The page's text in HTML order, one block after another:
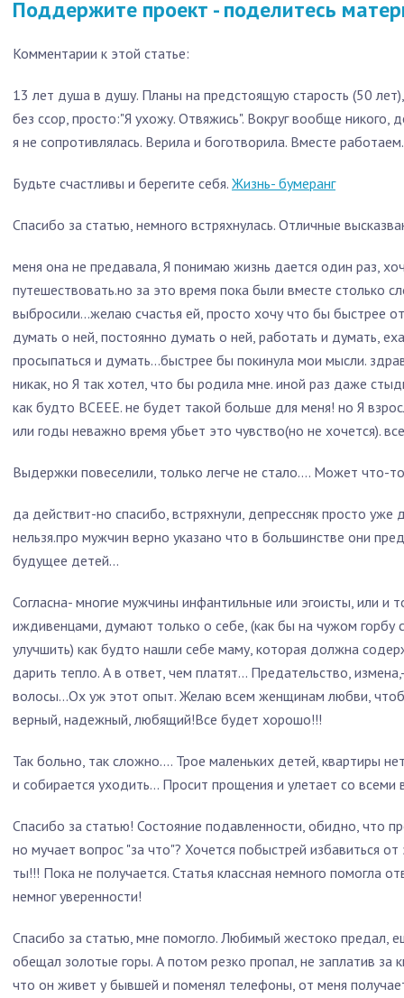
Поддержите проект - поделитесь
Комментарии к этой статье:
13 лет душа в душу. Планы на предстоящую старость (50
без ссор, просто:"Я ухожу. Отвяжись". Вокруг вообще никого,
я не сопротивлялась. Верила и боготворила. Вместе
Будьте счастливы и берегите себя. Жизнь- бумеранг
Спасибо за статью, немного встряхнулась. Отличные
меня она не предавала, Я понимаю жизнь дается один раз,
путешествовать.но за это время пока были вместе столько
выбросили...желаю счастья ей, просто хочу что бы быстрее
думать о ней, постоянно думать о ней, работать и думать,
просыпаться и думать...быстрее бы покинула мои мысли.
никак, но Я так хотел, что бы родила мне. иной раз даже
как будто ВСЕЕЕ. не будет такой больше для меня! но Я
или годы неважно время убьет это чувство(но не хочется).
Выдержки повеселили, только легче не стало.... Может что-
да действит-но спасибо, встряхнули, депрессняк просто уже
нельзя.про мужчин верно указано что в большинстве они
будущее детей...
Согласна- многие мужчины инфантильные или эгоисты, или и
иждивенцами, думают только о себе, (как бы на чужом горбу
улучшить) как будто нашли себе маму, которая должна
дарить тепло. А в ответ, чем платят... Предательство,
волосы...Ох уж этот опыт. Желаю всем женщинам любви,
верный, надежный, любящий!Все будет хорошо!!!
Так больно, так сложно.... Трое маленьких детей, квартиры
и собирается уходить... Просит прощения и улетает со всеми
Спасибо за статью! Состояние подавленности, обидно, что
но мучает вопрос "за что"? Хочется побыстрей избавиться
ты!!! Пока не получается. Статья классная немного помогла
немног уверенности!
Спасибо за статью, мне помогло. Любимый жестоко предал,
обещал золотые горы. А потом резко пропал, не заплатив за
что он живет у бывшей и поменял телефоны, от меня